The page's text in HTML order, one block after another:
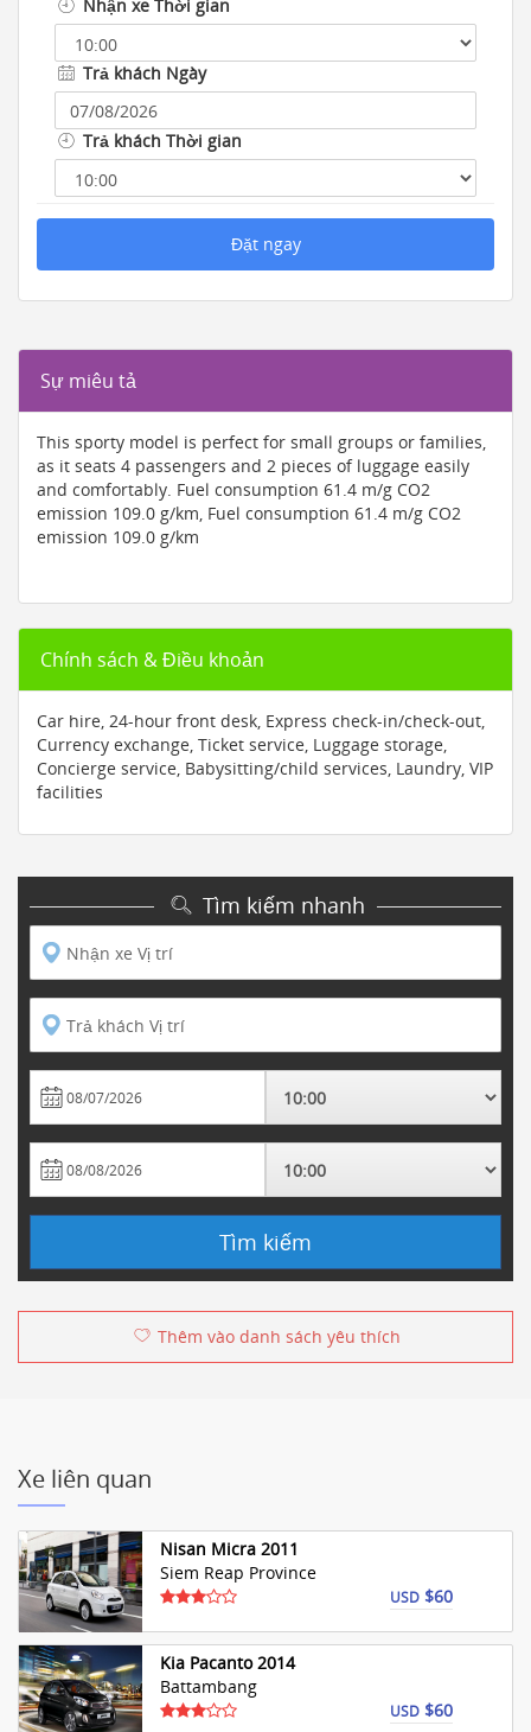
Nhận xe Thời gian
Trả khách Ngày
Trả khách Thời gian
Đặt ngay
Sự miêu tả
This sporty model is perfect for small groups or families,
as it seats 4 passengers and 2 pieces of luggage easily
and comfortably. Fuel consumption 61.4 m/g CO2
emission 109.0 g/km, Fuel consumption 61.4 m/g CO2
emission 109.0 g/km
Chính sách & Điều khoản
Car hire, 24-hour front desk, Express check-in/check-out,
Currency exchange, Ticket service, Luggage storage,
Concierge service, Babysitting/child services, Laundry, VIP
facilities
Tìm kiếm nhanh
Nhận xe Vị trí
Trả khách Vị trí
Tìm kiếm
Thêm vào danh sách yêu thích
Xe liên quan
Nisan Micra 2011
Siem Reap Province
USD $60
Kia Pacanto 2014
Battambang
USD $60